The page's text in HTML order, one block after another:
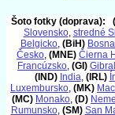
Šoto fotky (doprava):
Slovensko, stredné
Belgicko, (BiH)
Česko, (MNE) Čierna
Francúzsko, (GI)
(IND) India, (IRL)
Luxembursko, (MK)
(MC) Monako, (D)
Rumunsko, (SM) San